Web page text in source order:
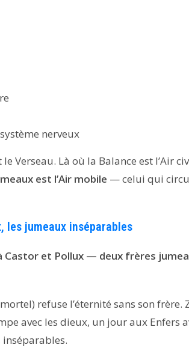
nerveux
Verseau. Là où la Balance est l’Air
est l’Air mobile — celui qui
les jumeaux inséparables
et Pollux — deux frères
refuse l’éternité sans son frère.
avec les dieux, un jour aux Enfers